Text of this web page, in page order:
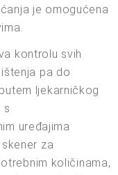
je omogućena
kontrolu svih
pa do
ljekarničkog
s
uređajima
za
količinama,